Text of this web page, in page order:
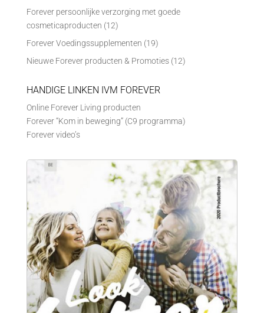
Forever persoonlijke verzorging met goede
cosmeticaproducten (12)
Forever Voedingssupplementen (19)
Nieuwe Forever producten & Promoties (12)
HANDIGE LINKEN IVM FOREVER
Online Forever Living producten
Forever “Kom in beweging” (C9 programma)
Forever video’s